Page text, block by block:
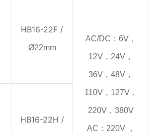
HB16-22F /
Ø22mm
AC/DC：6V，
12V，24V，
36V，48V，
110V，127V，
220V，380V
AC：220V ，
HB16-22H /